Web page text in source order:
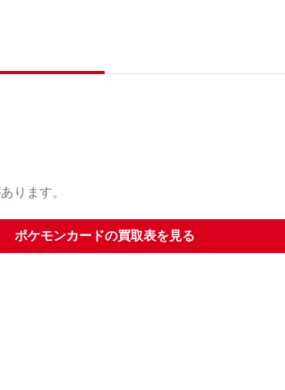
ります。
ポケモンカードの買取表を見る